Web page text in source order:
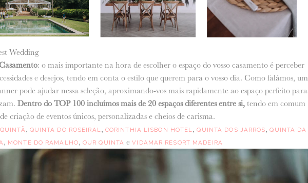
Wedding
: o mais importante na hora de escolher o espaço do vosso casamento é perceber
e desejos, tendo em conta o estilo que querem para o vosso dia. Como falámos, um
pode ajudar nessa seleção, aproximando-vos mais rapidamente ao espaço perfeito para
Dentro do TOP 100 incluímos mais de 20 espaços diferentes entre si,tendo em comum
criação de eventos únicos, personalizadas e cheios de carisma.
, QUINTA DO ROSEIRAL, CORINTHIA LISBON HOTEL,QUINTA DOS JARROS,QUINTA DA
, MONTE DO RAMALHO, OUR QUINTAeVIDAMAR RESORT MADEIRA